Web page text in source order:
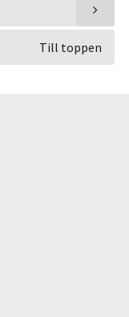
Till toppen